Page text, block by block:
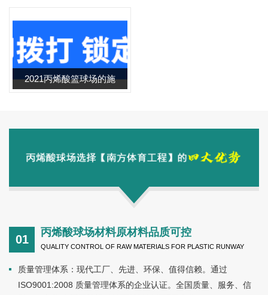
新国标丙烯酸篮球场材
料厂家
2021丙烯酸篮球场的施
01
丙烯酸球场材料原材料品质可控
QUALITY CONTROL OF RAW MATERIALS FOR PLASTIC RUNWAY
质量管理体系：现代工厂、先进、环保、值得信赖。通过
ISO9001:2008 质量管理体系的企业认证。全国质量、服务、信